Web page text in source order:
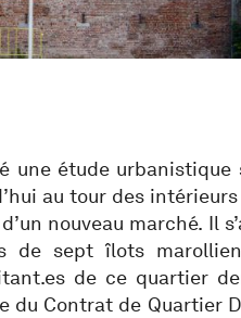
une étude urbanistique
au tour des
nouveau marché. Il
de sept îlots
de ce quartier
du Contrat de Quartier